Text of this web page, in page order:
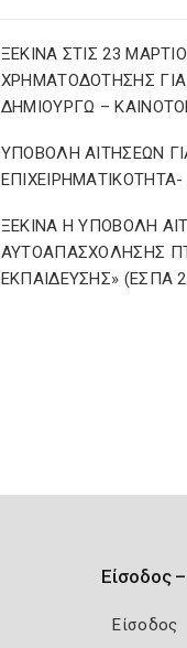
ΞΕΚΙΝΑ ΣΤΙΣ 23
ΧΡΗΜΑΤΟΔΟΤΗΣΗΣ
ΔΗΜΙΟΥΡΓΩ –
ΥΠΟΒΟΛΗ ΑΙΤΗΣΕΩΝ
ΞΕΚΙΝΑ Η ΥΠΟΒΟΛΗ
ΑΥΤΟΑΠΑΣΧΟΛΗΣΗΣ
ΕΚΠΑΙΔΕΥΣΗΣ» (ΕΣΠΑ
Είσοδος
Είσοδος